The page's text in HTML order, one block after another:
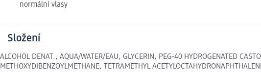
normální vlasy
Složení
ALCOHOL DENAT., AQUA/WATER/EAU, GLYCERIN, PEG-40 HYDROGENATED
METHOXYDIBENZOYLMETHANE, TETRAMETHYL